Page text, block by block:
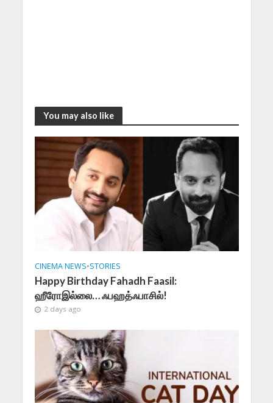
You may also like
CINEMA NEWS•STORIES
Happy Birthday Fahadh Faasil:
ஹீரோஇல்லை… ஃபஹத்ஃபாசில்!
2 days ago